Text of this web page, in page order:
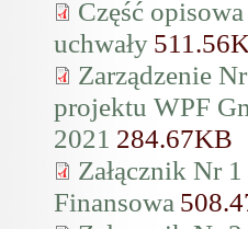
Część
uchwały
Zarządzenie
projektu WPF
2021 284.67KB
Załącznik Nr
Finansowa